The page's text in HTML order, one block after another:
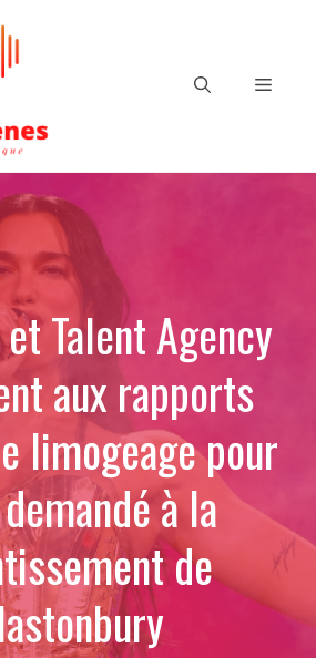
Menu
Talent Agency
aux rapports
limogeage pour
à la
de